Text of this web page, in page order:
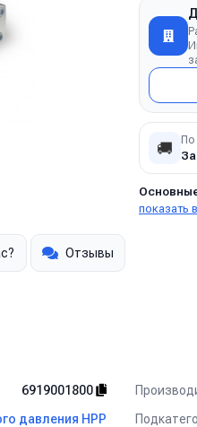
🚚 По
показать
Отзывы
6919001800
давления HPP